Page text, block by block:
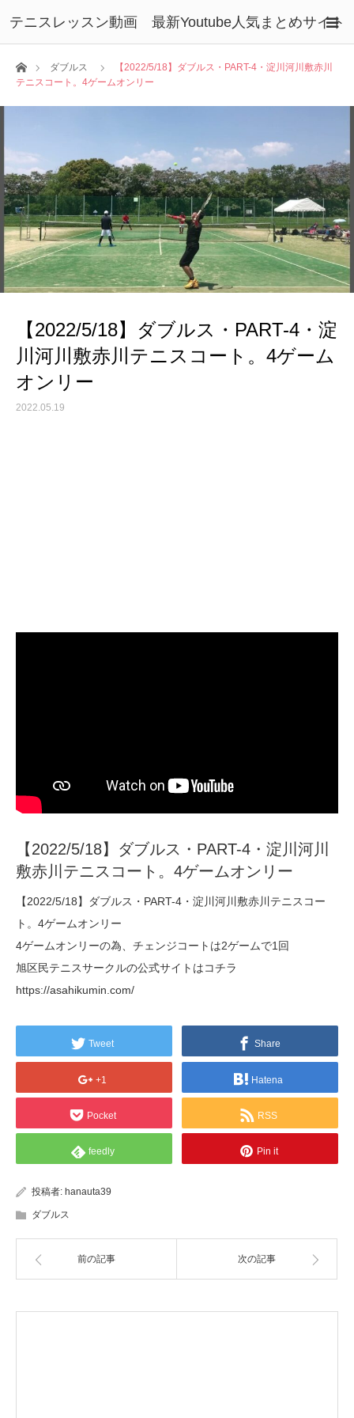
テニスレッスン動画 最新Youtube人気まとめサイト
ホームダブルス
【2022/5/18】ダブルス・PART-4・淀川河川敷赤川
テニスコート。4ゲームオンリー
【2022/5/18】ダブルス・PART-4・淀
川河川敷赤川テニスコート。4ゲーム
オンリー
2022.05.19
【2022/5/18】ダブルス・PART-4・淀川河川
敷赤川テニスコート。4ゲームオンリー
【2022/5/18】ダブルス・PART-4・淀川河川敷赤川テニスコー
ト。4ゲームオンリー
4ゲームオンリーの為、チェンジコートは2ゲームで1回
旭区民テニスサークルの公式サイトはコチラ
https://asahikumin.com/
Tweet Share
+1 Hatena
Pocket RSS
feedly Pin it
投稿者: hanauta39
ダブルス
前の記事 次の記事